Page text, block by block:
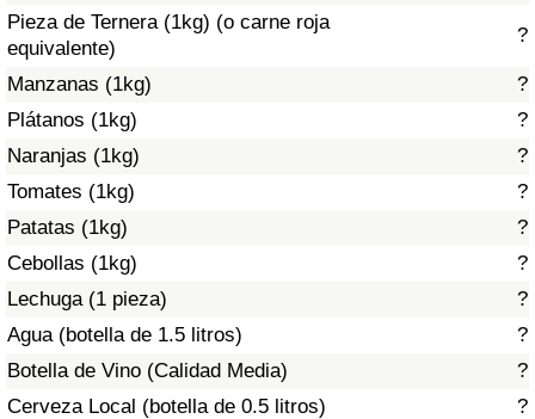
Pieza de Ternera (1kg) (o carne roja
equivalente)
?
Manzanas (1kg)
?
Plátanos (1kg)
?
Naranjas (1kg)
?
Tomates (1kg)
?
Patatas (1kg)
?
Cebollas (1kg)
?
Lechuga (1 pieza)
?
Agua (botella de 1.5 litros)
?
Botella de Vino (Calidad Media)
?
Cerveza Local (botella de 0.5 litros)
?
Contaminación
Índice de Contaminación (Actual)
Índice de contaminación
Índice de Contaminación por País
Tráfico
Índice de Tráfico
Índice de Tráfico (Actual)